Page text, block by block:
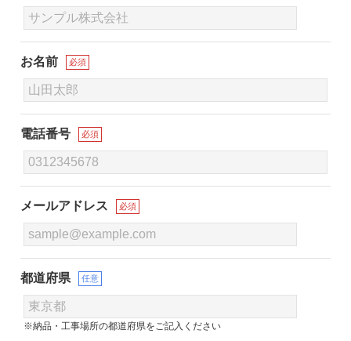
お名前 必須
電話番号 必須
メールアドレス 必須
都道府県 任意
※納品・工事場所の都道府県をご記入ください